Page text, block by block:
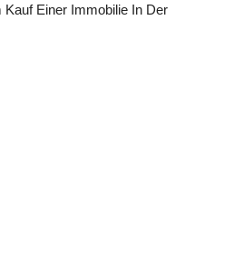
Kauf Einer Immobilie In Der